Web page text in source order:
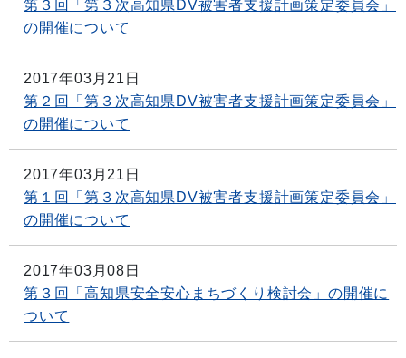
第３回「第３次高知県DV被害者支援計画策定委員会」
の開催について
2017年03月21日
第２回「第３次高知県DV被害者支援計画策定委員会」
の開催について
2017年03月21日
第１回「第３次高知県DV被害者支援計画策定委員会」
の開催について
2017年03月08日
第３回「高知県安全安心まちづくり検討会」の開催に
ついて